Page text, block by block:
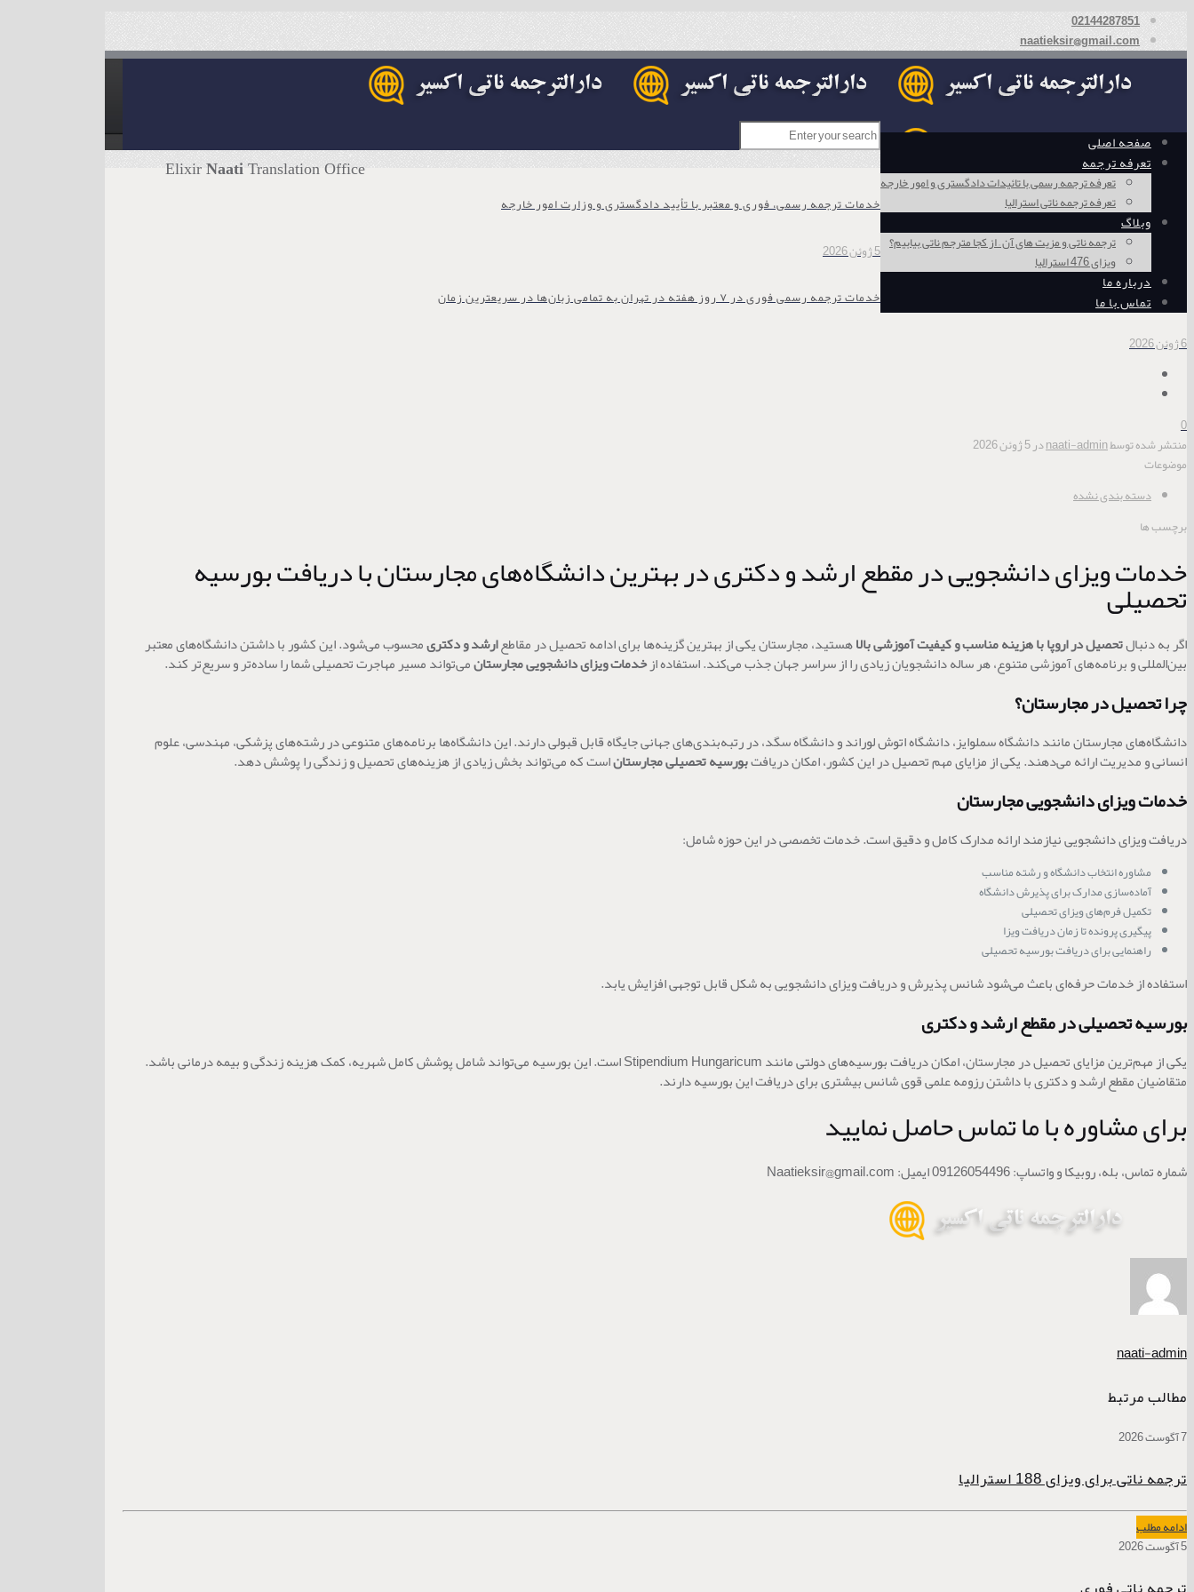
02144287851
naatieksir@gmail.com
صفحه اصلی
تعرفه ترجمه
تعرفه ترجمه رسمی با تائیدات دادگستری و امور خارجه
تعرفه ترجمه ناتی استرالیا
وبلاگ
ترجمه ناتی و مزیت های آن – از کجا مترجم ناتی بیابیم؟
ویزای 476 استرالیا
درباره ما
تماس با ما
Elixir Naati Translation Office
خدمات ترجمه رسمی، فوری و معتبر با تأیید دادگستری و وزارت امور خارجه
5 ژوئن 2026
خدمات ترجمه رسمی فوری در ۷ روز هفته در تهران به تمامی زبان‌ها در سریعترین زمان
6 ژوئن 2026
0
منتشر شده توسطnaati-adminدر5 ژوئن 2026
موضوعات
دسته بندی نشده
برچسب ها
خدمات ویزای دانشجویی در مقطع ارشد و دکتری در بهترین دانشگاه‌های مجارستان با دریافت بورسیه
تحصیلی
اگر به دنبالتحصیل در اروپا با هزینه مناسب و کیفیت آموزشی بالاهستید، مجارستان یکی از بهترین گزینه‌ها برای ادامه تحصیل در مقاطعارشد و دکتریمحسوب می‌شود. این کشور با داشتن دانشگاه‌های معتبر
بین‌المللی و برنامه‌های آموزشی متنوع، هر ساله دانشجویان زیادی را از سراسر جهان جذب می‌کند. استفاده ازخدمات ویزای دانشجویی مجارستانمی‌تواند مسیر مهاجرت تحصیلی شما را ساده‌تر و سریع‌تر کند.
چرا تحصیل در مجارستان؟
دانشگاه‌های مجارستان مانند دانشگاه سملوایز، دانشگاه اتوش لوراند و دانشگاه سگد، در رتبه‌بندی‌های جهانی جایگاه قابل قبولی دارند. این دانشگاه‌ها برنامه‌های متنوعی در رشته‌های پزشکی، مهندسی، علوم
انسانی و مدیریت ارائه می‌دهند. یکی از مزایای مهم تحصیل در این کشور، امکان دریافتبورسیه تحصیلی مجارستاناست که می‌تواند بخش زیادی از هزینه‌های تحصیل و زندگی را پوشش دهد.
خدمات ویزای دانشجویی مجارستان
دریافت ویزای دانشجویی نیازمند ارائه مدارک کامل و دقیق است. خدمات تخصصی در این حوزه شامل:
مشاوره انتخاب دانشگاه و رشته مناسب
آماده‌سازی مدارک برای پذیرش دانشگاه
تکمیل فرم‌های ویزای تحصیلی
پیگیری پرونده تا زمان دریافت ویزا
راهنمایی برای دریافت بورسیه تحصیلی
استفاده از خدمات حرفه‌ای باعث می‌شود شانس پذیرش و دریافت ویزای دانشجویی به شکل قابل توجهی افزایش یابد.
بورسیه تحصیلی در مقطع ارشد و دکتری
یکی از مهم‌ترین مزایای تحصیل در مجارستان، امکان دریافت بورسیه‌های دولتی مانند Stipendium Hungaricum است. این بورسیه می‌تواند شامل پوشش کامل شهریه، کمک هزینه زندگی و بیمه درمانی باشد.
متقاضیان مقطع ارشد و دکتری با داشتن رزومه علمی قوی شانس بیشتری برای دریافت این بورسیه دارند.
برای مشاوره با ما تماس حاصل نمایید
شماره تماس، بله، روبیکا و واتساپ: 09126054496 ایمیل: Naatieksir@gmail.com
naati-admin
مطالب مرتبط
7 آگوست 2026
ترجمه ناتی برای ویزای 188 استرالیا
ادامه مطلب
5 آگوست 2026